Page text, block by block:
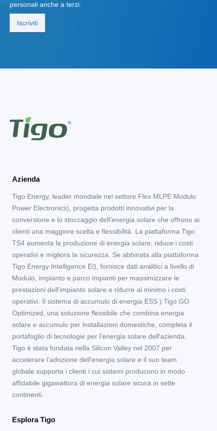
personali anche a terzi.
Azienda
Tigo Energy, leader mondiale nel settore Flex MLPE Modulo
Power Electronics), progetta prodotti innovativi per la
conversione e lo stoccaggio dell’energia solare che offrono ai
clienti una maggiore scelta e flessibilità. La piattaforma Tigo
TS4 aumenta la produzione di energia solare, riduce i costi
operativi e migliora la sicurezza. Se abbinata alla piattaforma
Tigo Energy Intelligence EI), fornisce dati analitici a livello di
Modulo, impianto e parco impianti per massimizzare le
prestazioni dell’impianto solare e ridurre al minimo i costi
operativi. Il sistema di accumulo di energia ESS ) Tigo GO
Optimized, una soluzione flessibile che combina energia
solare e accumulo per installazioni domestiche, completa il
portafoglio di tecnologie per l'energia solare dell'azienda.
Tigo è stata fondata nella Silicon Valley nel 2007 per
accelerare l'adozione dell'energia solare e il suo team
globale supporta i clienti i cui sistemi producono in modo
affidabile gigawattora di energia solare sicura in sette
continenti.
Esplora Tigo